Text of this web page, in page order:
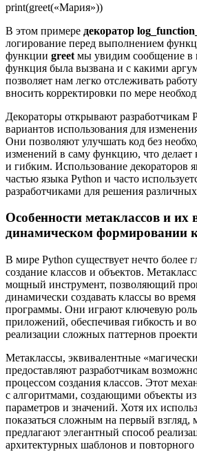
print(greet(«Мария»))
В этом примере декоратор
логирование перед выполнением
функции greet мы увидим сообщение в
функция была вызвана и с какими
позволяет нам легко отслеживать
вносить корректировки по мере
Декораторы открывают разработчикам
вариантов использования для
Они позволяют улучшать код без
изменений в саму функцию, что делает
и гибким. Использование декораторов
частью языка Python и часто
разработчиками для решения различных
Особенности метаклассов и их
динамическом формировании
В мире Python существует нечто более
создание классов и объектов.
мощный инструмент, позволяющий
динамически создавать классы во
программы. Они играют ключевую роль
приложений, обеспечивая гибкость и
реализации сложных паттернов
Метаклассы, эквивалентные
предоставляют разработчикам
процессом создания классов. Этот
с алгоритмами, создающими объекты из
параметров и значений. Хотя их
показаться сложным на первый взгляд,
предлагают элегантный способ
архитектурных шаблонов и повторного